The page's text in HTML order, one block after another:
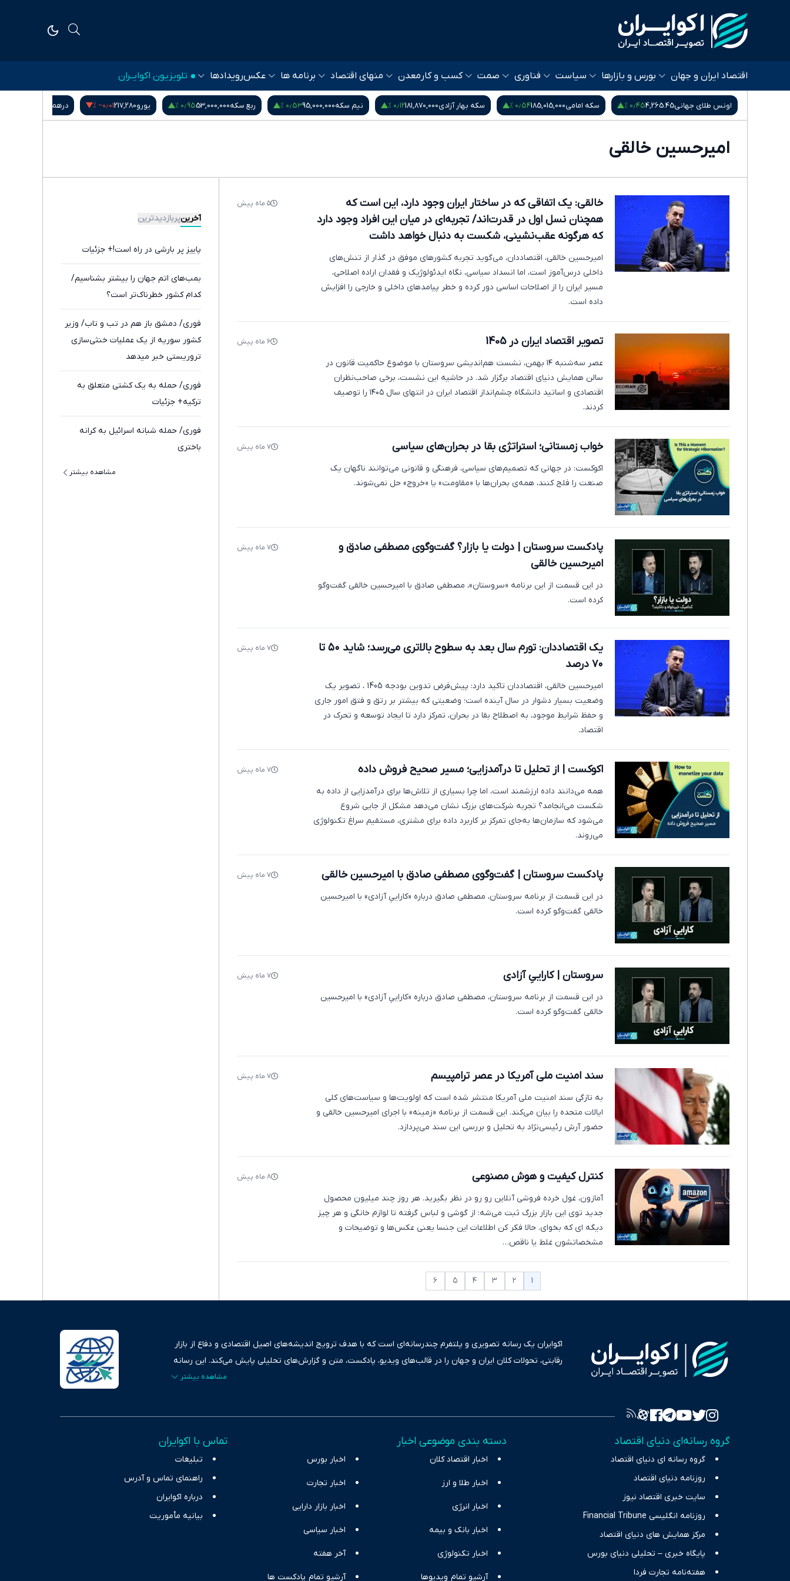
اقتصاد ایران و جهان بورس و بازارها سیاست فناوری صمت کسب و کار معدن منهای اقتصاد برنامه ها عکسرویدادها تلویزیون اکوایــران
سکه امامی185,015,000۰٫۵۴ % سکه بهار آزادی181,870,000۰٫۱۲ % نیم سکه95,000,000۰٫۵۳ % ربع سکه53,000,000۰٫۹۵ % یورو217,280‎−۰٫۰۱ % درهم امارات51,571۱٫۱۴ % بیت کوین
امیرحسین خالقی
۵ ماه پیش
خالقی: یک اتفاقی که در ساختار ایران وجود دارد، این است که
همچنان نسل اول در قدرت‌اند/ تجربه‌ای در میان این افراد وجود دارد
که هرگونه عقب‌نشینی، شکست به دنبال خواهد داشت
امیرحسین خالقی، اقتصاددان، می‌گوید تجربه کشورهای موفق در گذار از تنش‌های
داخلی درس‌آموز است، اما انسداد سیاسی، نگاه ایدئولوژیک و فقدان اراده اصلاحی،
مسیر ایران را از اصلاحات اساسی دور کرده و خطر پیامدهای داخلی و خارجی را افزایش
داده است.
۶ ماه پیش تصویر اقتصاد ایران در 1405
عصر سه‌شنبه ۱۴ بهمن، نشست هم‌اندیشی سروستان با موضوع حاکمیت قانون در
سالن همایش دنیای اقتصاد برگزار شد. در حاشیه این نشست، برخی صاحب‌نظران
اقتصادی و اساتید دانشگاه چشم‌انداز اقتصاد ایران در انتهای سال ۱۴۰۵ را توصیف
کردند.
۷ ماه پیش خواب زمستانی؛ استراتژی بقا در بحران‌های سیاسی
اکوکست: در جهانی که تصمیم‌های سیاسی، فرهنگی و قانونی می‌توانند ناگهان یک
صنعت را فلج کنند، همه‌ی بحران‌ها با «مقاومت» یا «خروج» حل نمی‌شوند.
۷ ماه پیش
پادکست سروستان | دولت یا بازار؟ گفت‌وگوی مصطفی صادق و
امیرحسین خالقی
در این قسمت از این برنامه «سروستان»، مصطفی صادق با امیرحسین خالقی گفت‌وگو
کرده است.
۷ ماه پیش
یک اقتصاددان: تورم سال بعد به سطوح بالاتری می‌رسد؛ شاید ۵۰ تا
۷۰ درصد
امیرحسین خالقی، اقتصاددان تاکید دارد: پیش‌فرض تدوین بودجه 1405 ، تصویر یک
وضعیت بسیار دشوار در سال آینده است؛ وضعیتی که بیشتر بر رتق و فتق امور جاری
و حفظ شرایط موجود، به اصطلاح بقا در بحران، تمرکز دارد تا ایجاد توسعه و تحرک در
اقتصاد.
۷ ماه پیش اکوکست | از تحلیل تا درآمدزایی؛ مسیر صحیح فروش داده
همه می‌دانند داده ارزشمند است، اما چرا بسیاری از تلاش‌ها برای درآمدزایی از داده به
شکست می‌انجامد؟ تجربه شرکت‌های بزرگ نشان می‌دهد مشکل از جایی شروع
می‌شود که سازمان‌ها به‌جای تمرکز بر کاربرد داده برای مشتری، مستقیم سراغ تکنولوژی
می‌روند.
۷ ماه پیش پادکست سروستان | گفت‌وگوی مصطفی صادق با امیرحسین خالقی
در این قسمت از برنامه سروستان، مصطفی صادق درباره «کاراییِ آزادی» با امیرحسین
خالقی گفت‌وگو کرده است.
۷ ماه پیش سروستان | کاراییِ آزادی
در این قسمت از برنامه سروستان، مصطفی صادق درباره «کاراییِ آزادی» با امیرحسین
خالقی گفت‌وگو کرده است.
۷ ماه پیش سند امنیت ملی آمریکا در عصر ترامپیسم
به تازگی سند امنیت ملی آمریکا منتشر شده است که اولویت‌ها و سیاست‌های کلی
ایالات متحده را بیان می‌کند. این قسمت از برنامه «زمینه» با اجرای امیرحسین خالقی و
حضور آرش رئیسی‌نژاد به تحلیل و بررسی این سند می‌پردازد.
۸ ماه پیش کنترل کیفیت و هوش مصنوعی
آمازون، غول خرده فروشی آنلاین رو رو در نظر بگیرید. هر روز چند میلیون محصول
جدید توی این بازار بزرگ ثبت می‌شه: از گوشی و لباس گرفته تا لوازم خانگی و هر چیز
دیگه ای که بخوای. حالا فکر کن اطلاعات این جنسا یعنی عکس‌ها و توضیحات و
مشخصاتشون غلط یا ناقص…
۱ ۲ ۳ ۴ ۵ ۶
آخرینپربازدیدترین
پاییز پر بارشی در راه است!+ جزئیات
بمب‌های اتم جهان را بیشتر بشناسیم/
کدام کشور خطرناک‌تر است؟
فوری/ دمشق باز هم در تب و تاب/ وزیر
کشور سوریه از یک عملیات خنثی‌سازی
تروریستی خبر میدهد
فوری/ حمله به یک کشتی متعلق به
ترکیه+ جزئیات
فوری/ حمله شبانه اسرائیل به کرانه
باختری
مشاهده بیشتر
اکوایران یک رسانه تصویری و پلتفرم چندرسانه‌ای است که با هدف ترویج اندیشه‌های اصیل اقتصادی و دفاع از بازار
رقابتی، تحولات کلان ایران و جهان را در قالب‌های ویدیو، پادکست، متن و گزارش‌های تحلیلی پایش می‌کند. این رسانه
به عنوان منبعی دقیق و قابل اعتماد، فراتر از اطلاع‌رسانی صرف، به تبیین سیاست‌ها و کارکردهای بازارهای مالی،
چالش‌های فقر و بیکاری را جست‌وجو کرده و در کنار تحلیل آمارها، نیازهای خبری مخاطبان در حوزه‌های اثرگذار بر
اقتصاد را با رویکردی حرفه‌ای و روزآمد پوشش می‌دهیم.
گروه رسانه‌ای دنیای اقتصاد
گروه رسانه ای دنیای اقتصاد
روزنامه دنیای اقتصاد
سایت خبری اقتصاد نیوز
روزنامه انگلیسی Financial Tribune
مرکز همایش های دنیای اقتصاد
پایگاه خبری – تحلیلی دنیای بورس
هفته‌نامه تجارت فردا
دسته بندی موضوعی اخبار
اخبار اقتصاد کلان اخبار بورس
اخبار طلا و ارز اخبار تجارت
اخبار انرژی اخبار بازار دارایی
اخبار بانک و بیمه اخبار سیاسی
اخبار تکنولوژی آخر هفته
آرشیو تمام ویدیوها آرشیو تمام پادکست ها
تماس با اکوایران
تبلیغات
راهنمای تماس و آدرس
درباره اکوایران
بیانیه مأموریت